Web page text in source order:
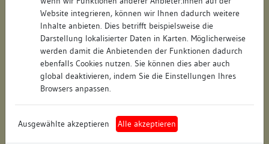
Website integrieren, können wir Ihnen dadurch weitere
Inhalte anbieten. Dies betrifft beispielsweise die
Darstellung lokalisierter Daten in Karten. Möglicherweise
werden damit die Anbietenden der Funktionen dadurch
ebenfalls Cookies nutzen. Sie können dies aber auch
global deaktivieren, indem Sie die Einstellungen Ihres
Browsers anpassen.
Ausgewählte akzeptieren Alle akzeptieren
Regierungsbezirk: Freiburg
Ortenaukreis (Landkreis)
Wohnplatzschlüssel: 8317096015
Flurstücknummer: keine
Historischer Straßenname: keiner